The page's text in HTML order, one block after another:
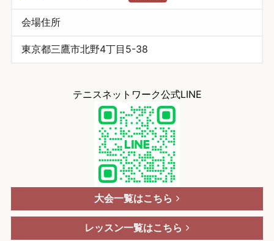
会場住所
東京都三鷹市北野4丁目5-38
テニスネットワーク公式LINE
大会一覧はこちら
レッスン一覧はこちら